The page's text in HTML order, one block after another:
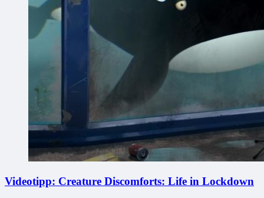
Videotipp: Creature Discomforts: Life in Lockdown